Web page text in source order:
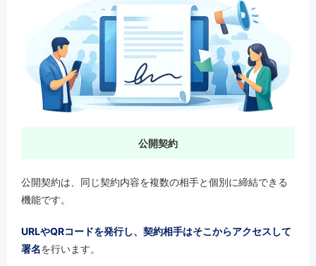
公開契約
公開契約は、同じ契約内容を複数の相手と個別に締結できる
機能です。
URLやQRコードを発行し、契約相手はそこからアクセスして
署名を行います。